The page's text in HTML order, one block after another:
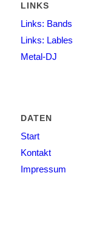
LINKS
Links: Bands
Links: Lables
Metal-DJ
DATEN
Start
Kontakt
Impressum